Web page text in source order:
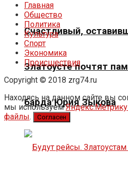
Счастливый,
Златоусте почтят
барда Юрия Зыкова
Главная
Общество
Политика
Культура
Спорт
Экономика
Происшествия
Copyright © 2018 zrg74.ru
Находясь на данном сайте вы
мы используем
файлы. Согласен